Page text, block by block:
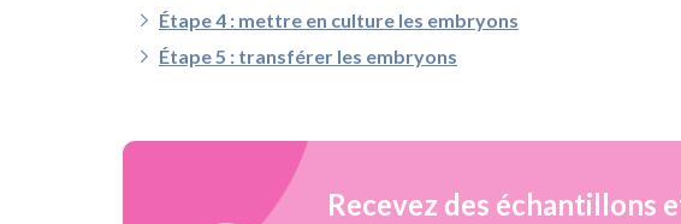
Étape 4 : mettre en culture les embryons
Étape 5 : transférer les embryons
Recevez des échantillons